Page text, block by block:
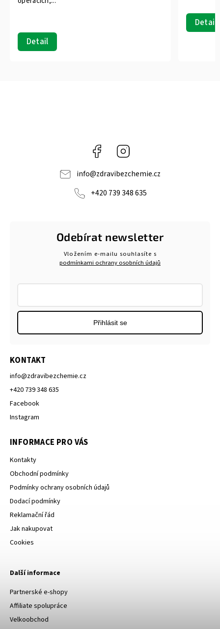
Detail
Detail
Facebook
info@zdravibezchemie.cz
+420 739 348 635
KONTAKT
info@zdravibezchemie.cz
+420 739 348 635
Facebook
Instagram
INFORMACE PRO VÁS
Kontakty
Obchodní podmínky
Podmínky ochrany osobních údajů
Dodací podmínky
Reklamační řád
Jak nakupovat
Cookies
Odebírat newsletter
Vložením e-mailu souhlasíte s
podmínkami ochrany osobních údajů
Přihlásit se
Další informace
Partnerské e-shopy
Affiliate spolupráce
Velkoobchod